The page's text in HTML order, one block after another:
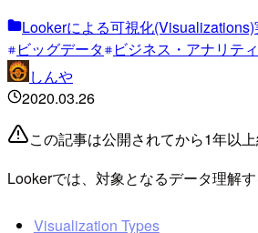
Lookerによる可視化
ビッグデータ
ビジネス・アナリテ
しんや
2020.03.26
この記事は公開されてから1年以
Lookerでは、対象となるデータ理解
Visualization Types